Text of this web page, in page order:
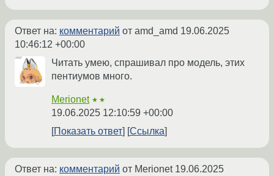
Ответ на: комментарий от amd_amd 19.06.2025
10:46:12 +00:00
Читать умею, спрашивал про модель, этих
пентиумов много.
Merionet ★★
19.06.2025 12:10:59 +00:00
Показать ответ
Ссылка
Ответ на: комментарий от Merionet 19.06.2025